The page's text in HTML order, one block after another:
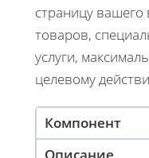
страницу вашего
товаров,
услуги,
целевому
Компонент
Описание